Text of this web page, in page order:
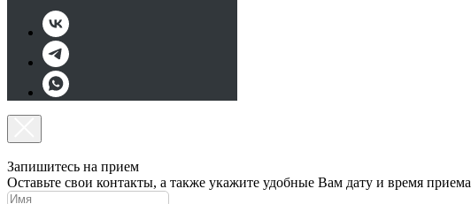
Запишитесь на прием
Оставьте свои контакты, а также укажите удобные Вам дату и время приема